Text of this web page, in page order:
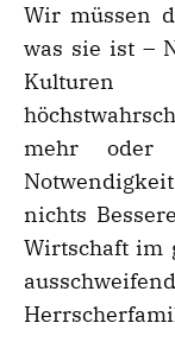
Wir müssen
was sie ist –
mehr oder
nichts
Wirtschaft im